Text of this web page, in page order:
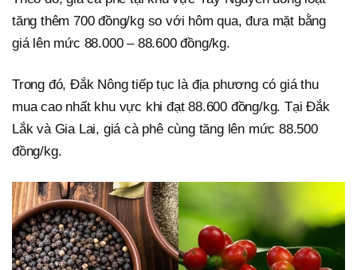
tăng thêm 700 đồng/kg so với hôm qua, đưa mặt bằng
giá lên mức 88.000 – 88.600 đồng/kg.
Trong đó, Đắk Nông tiếp tục là địa phương có giá thu
mua cao nhất khu vực khi đạt 88.600 đồng/kg. Tại Đắk
Lắk và Gia Lai, giá cà phê cùng tăng lên mức 88.500
đồng/kg.